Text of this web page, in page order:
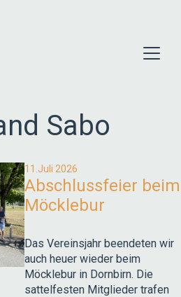
Sabo
11.Juli 2026
Abschlussfeier beim
Möcklebur
Das Vereinsjahr beendeten wir
auch heuer wieder beim
Möcklebur in Dornbirn. Die
sattelfesten Mitglieder trafen